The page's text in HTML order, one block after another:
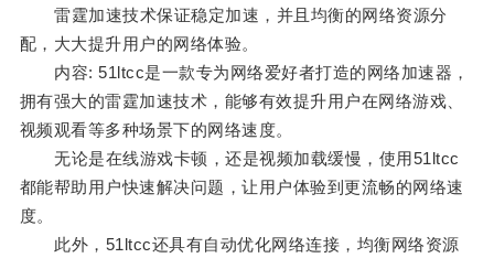
雷霆加速技术保证稳定加速，并且均衡的网络资源分
配，大大提升用户的网络体验。
内容: 51ltcc是一款专为网络爱好者打造的网络加速器，
拥有强大的雷霆加速技术，能够有效提升用户在网络游戏、
视频观看等多种场景下的网络速度。
无论是在线游戏卡顿，还是视频加载缓慢，使用51ltcc
都能帮助用户快速解决问题，让用户体验到更流畅的网络速
度。
此外，51ltcc还具有自动优化网络连接，均衡网络资源